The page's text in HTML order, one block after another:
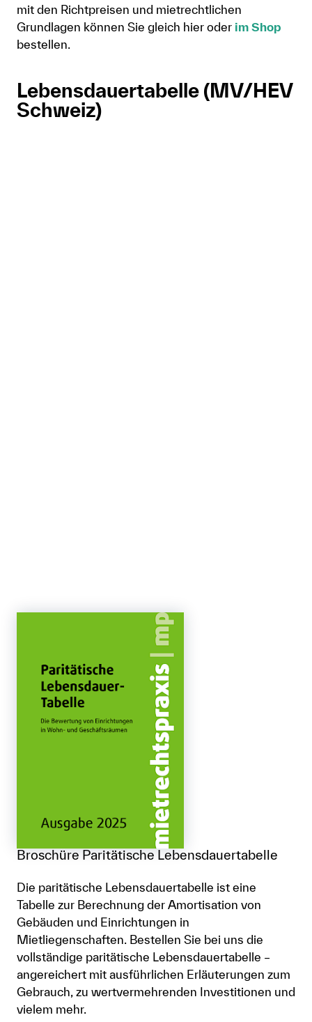
mit den Richtpreisen und mietrechtlichen
Grundlagen können Sie gleich hier oder im Shop
bestellen.
Lebensdauertabelle (MV/HEV
Schweiz)
Broschüre Paritätische Lebensdauertabelle
Die paritätische Lebensdauertabelle ist eine
Tabelle zur Berechnung der Amortisation von
Gebäuden und Einrichtungen in
Mietliegenschaften. Bestellen Sie bei uns die
vollständige paritätische Lebensdauertabelle –
angereichert mit ausführlichen Erläuterungen zum
Gebrauch, zu wertvermehrenden Investitionen und
vielem mehr.